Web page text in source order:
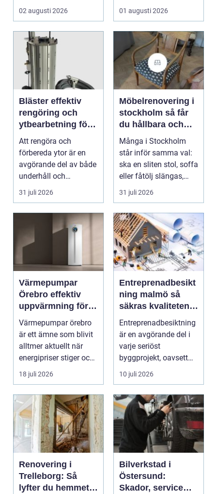
02 augusti 2026
som vill arbet...
01 augusti 2026
Bläster effektiv
rengöring och
ytbearbetning för
proffs och
hantverkare
Att rengöra och
förbereda ytor är en
avgörande del av både
underhåll och
renovering. Färg, rost,
smu...
31 juli 2026
Möbelrenovering i
stockholm så får
du hållbara och
vackra möbler
Många i Stockholm
står inför samma val:
ska en sliten stol, soffa
eller fåtölj slängas,
säljas billi...
31 juli 2026
Värmepumpar
Örebro effektiv
uppvärmning för
hus och
fastigheter
Värmepumpar örebro
är ett ämne som blivit
alltmer aktuellt när
energipriser stiger och
fler vill sän...
18 juli 2026
Entreprenadbesikt
ning malmö så
säkras kvaliteten i
byggprojekt
Entreprenadbesiktning
är en avgörande del i
varje seriöst
byggprojekt, oavsett
om det handlar om en
10 juli 2026
Renovering i
Trelleborg: Så
lyfter du hemmet
Bilverkstad i
Östersund:
Skador, service